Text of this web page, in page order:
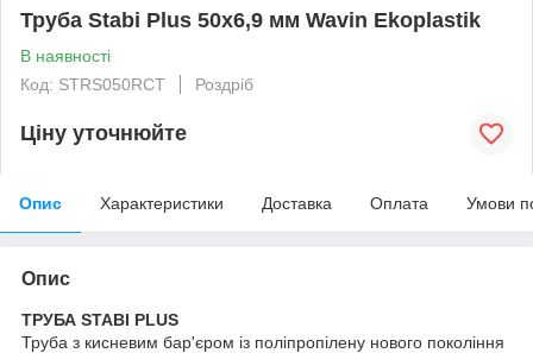
Труба Stabi Plus 50х6,9 мм Wavin Ekoplastik
В наявності
Код: STRS050RCT
Роздріб
Ціну уточнюйте
Опис Характеристики Доставка Оплата Умови
Опис
ТРУБА STABI PLUS
Труба з кисневим бар'єром із поліпропілену нового покоління